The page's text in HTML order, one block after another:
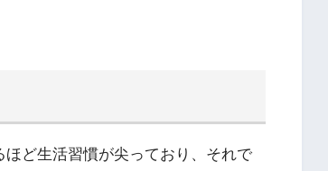
ど生活習慣が尖っており、それで